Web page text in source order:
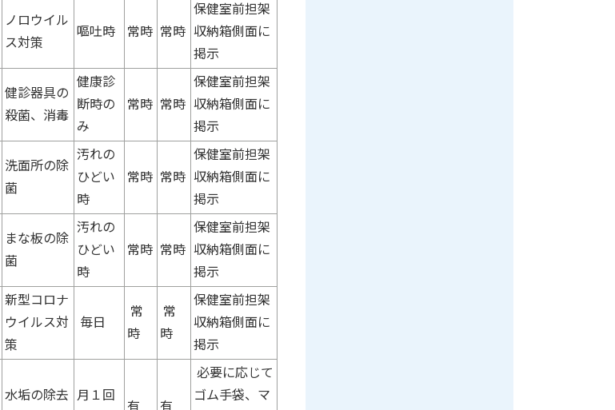
ノロウイル
ス対策
嘔吐時 常時 常時
保健室前担架
収納箱側面に
掲示
健診器具の
殺菌、消毒
健康診
断時の
み
常時 常時
保健室前担架
収納箱側面に
掲示
洗面所の除
菌
汚れの
ひどい
時
常時 常時
保健室前担架
収納箱側面に
掲示
まな板の除
菌
汚れの
ひどい
時
常時 常時
保健室前担架
収納箱側面に
掲示
新型コロナ
ウイルス対
策
毎日
常
時
常
時
保健室前担架
収納箱側面に
掲示
水垢の除去
月１回
有 有
必要に応じて
ゴム手袋、マ